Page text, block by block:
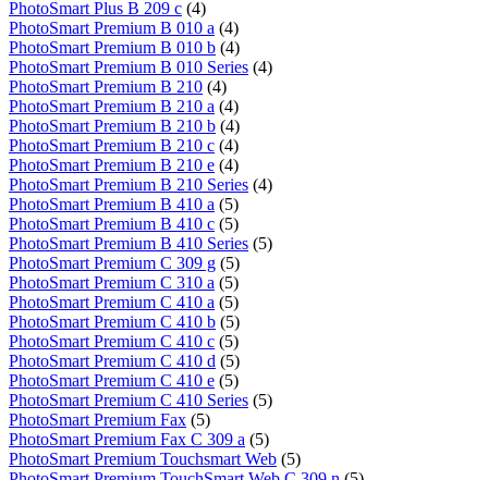
PhotoSmart Plus B 209 c (4)
PhotoSmart Premium B 010 a (4)
PhotoSmart Premium B 010 b (4)
PhotoSmart Premium B 010 Series (4)
PhotoSmart Premium B 210 (4)
PhotoSmart Premium B 210 a (4)
PhotoSmart Premium B 210 b (4)
PhotoSmart Premium B 210 c (4)
PhotoSmart Premium B 210 e (4)
PhotoSmart Premium B 210 Series (4)
PhotoSmart Premium B 410 a (5)
PhotoSmart Premium B 410 c (5)
PhotoSmart Premium B 410 Series (5)
PhotoSmart Premium C 309 g (5)
PhotoSmart Premium C 310 a (5)
PhotoSmart Premium C 410 a (5)
PhotoSmart Premium C 410 b (5)
PhotoSmart Premium C 410 c (5)
PhotoSmart Premium C 410 d (5)
PhotoSmart Premium C 410 e (5)
PhotoSmart Premium C 410 Series (5)
PhotoSmart Premium Fax (5)
PhotoSmart Premium Fax C 309 a (5)
PhotoSmart Premium Touchsmart Web (5)